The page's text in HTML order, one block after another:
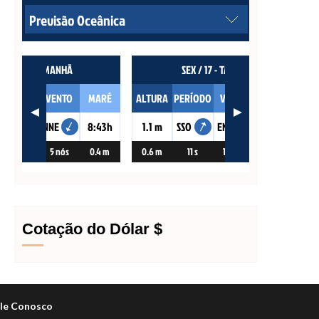
Cotação do Dólar $
Conosco